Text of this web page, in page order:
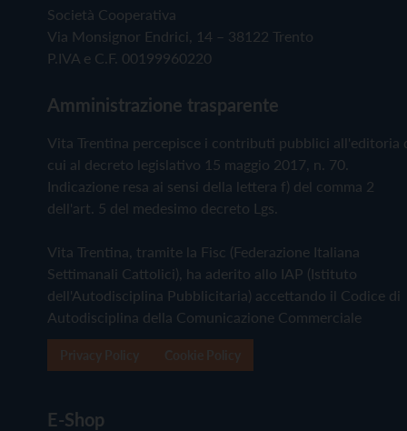
Società Cooperativa
Via Monsignor Endrici, 14 – 38122 Trento
P.IVA e C.F. 00199960220
Amministrazione trasparente
Vita Trentina percepisce i contributi pubblici all'editoria
cui al decreto legislativo 15 maggio 2017, n. 70.
Indicazione resa ai sensi della lettera f) del comma 2
dell'art. 5 del medesimo decreto Lgs.
Vita Trentina, tramite la Fisc (Federazione Italiana
Settimanali Cattolici), ha aderito allo IAP (Istituto
dell'Autodisciplina Pubblicitaria) accettando il Codice di
Autodisciplina della Comunicazione Commerciale
E-Shop